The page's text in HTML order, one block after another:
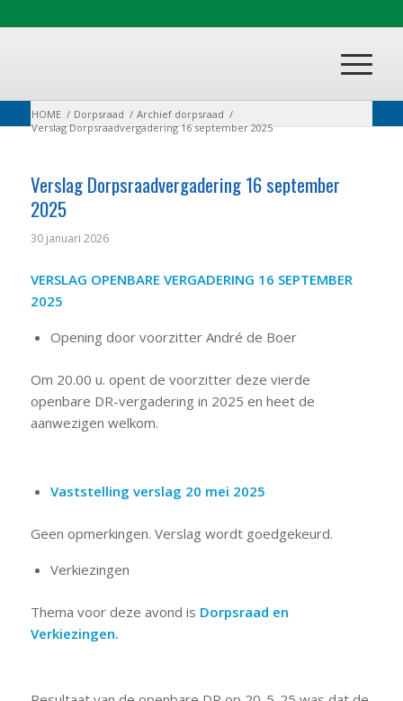
HOME / Dorpsraad / Archief dorpsraad /
Verslag Dorpsraadvergadering 16 september 2025
Verslag Dorpsraadvergadering 16 september
2025
30 januari 2026
VERSLAG OPENBARE VERGADERING 16 SEPTEMBER
2025
Opening door voorzitter André de Boer
Om 20.00 u. opent de voorzitter deze vierde
openbare DR-vergadering in 2025 en heet de
aanwezigen welkom.
Vaststelling verslag 20 mei 2025
Geen opmerkingen. Verslag wordt goedgekeurd.
Verkiezingen
Thema voor deze avond is Dorpsraad en
Verkiezingen.